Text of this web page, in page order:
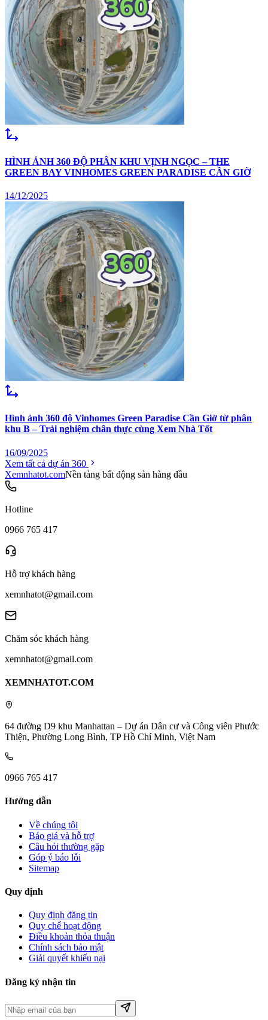
HÌNH ẢNH 360 ĐỘ PHÂN KHU VỊNH NGỌC – THE
GREEN BAY VINHOMES GREEN PARADISE CẦN GIỜ
14/12/2025
Hình ảnh 360 độ Vinhomes Green Paradise Cần Giờ từ phân
khu B – Trải nghiệm chân thực cùng Xem Nhà Tốt
16/09/2025
Xem tất cả dự án 360
Xemnhatot.comNền tảng bất động sản hàng đầu
Hotline
0966 765 417
Hỗ trợ khách hàng
xemnhatot@gmail.com
Chăm sóc khách hàng
xemnhatot@gmail.com
XEMNHATOT.COM
64 đường D9 khu Manhattan – Dự án Dân cư và Công viên Phước
Thiện, Phường Long Bình, TP Hồ Chí Minh, Việt Nam
0966 765 417
Hướng dẫn
Về chúng tôi
Báo giá và hỗ trợ
Câu hỏi thường gặp
Góp ý báo lỗi
Sitemap
Quy định
Quy định đăng tin
Quy chế hoạt động
Điều khoản thỏa thuận
Chính sách bảo mật
Giải quyết khiếu nại
Đăng ký nhận tin